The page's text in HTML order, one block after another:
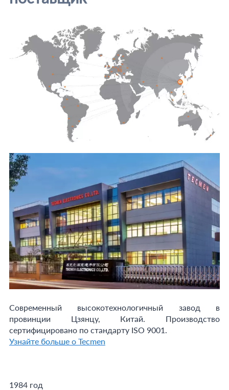
Современный высокотехнологичный завод в
провинции Цзянцу, Китай. Производство
сертифицировано по стандарту ISO 9001.
Узнайте больше о Tecmen
1984 год